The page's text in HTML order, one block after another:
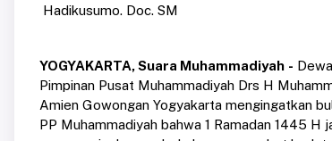
Hadikusumo. Doc. SM
YOGYAKARTA, Suara Muhammadiyah -
Pimpinan Pusat Muhammadiyah Drs H
Amien Gowongan Yogyakarta mengingatkan
PP Muhammadiyah bahwa 1 Ramadan 1445 H